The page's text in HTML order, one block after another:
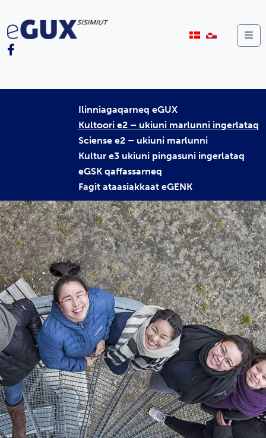
Ilinniagaqarneq eGUX
Kultoori e2 – ukiuni marlunni ingerlataq
Sciense e2 – ukiuni marlunni
Kultur e3 ukiuni pingasuni ingerlataq
eGSK qaffassarneq
Fagit ataasiakkaat eGENK